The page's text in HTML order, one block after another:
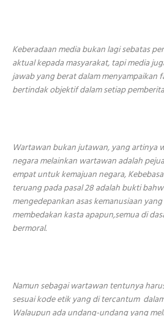
Keberadaan media bukan lagi sebatas
aktual kepada masyarakat, tapi media
jawab yang berat dalam menyampaikan
bertindak objektif dalam setiap
Wartawan bukan jutawan, yang artinya
negara melainkan wartawan adalah
empat untuk kemajuan negara,
teruang pada pasal 28 adalah bukti
mengedepankan asas kemanusiaan
membedakan kasta apapun,semua di
bermoral.
Namun sebagai wartawan tentunya
sesuai kode etik yang di tercantum
Walaupun ada undang-undang yang